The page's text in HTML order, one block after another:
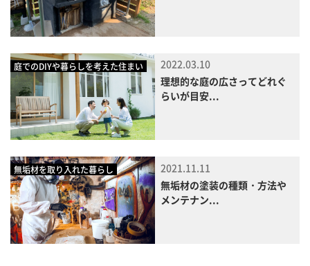
庭でのDIYや暮らしを考えた住まい
2022.03.10
理想的な庭の広さってどれぐ
らいが目安...
無垢材を取り入れた暮らし
2021.11.11
無垢材の塗装の種類・方法や
メンテナン...